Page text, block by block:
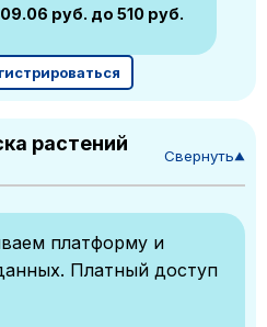
руб. до 510 руб.
растений
Свернуть▼
платформу и
Платный доступ